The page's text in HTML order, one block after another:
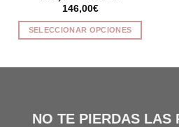
146,00€
SELECCIONAR OPCIONES
Las
NO TE PIERDAS LAS